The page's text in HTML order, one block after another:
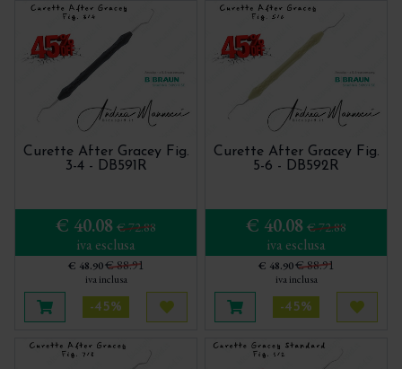
Curette After Gracey Fig.
3-4 - DB591R
€ 40.08 € 72.88
iva esclusa
€ 48.90€ 88.91
iva inclusa
Aggiungi al carrello
-45%
Acquista più tardi
Curette After Gracey Fig.
5-6 - DB592R
€ 40.08 € 72.88
iva esclusa
€ 48.90€ 88.91
iva inclusa
Aggiungi al carrello
-45%